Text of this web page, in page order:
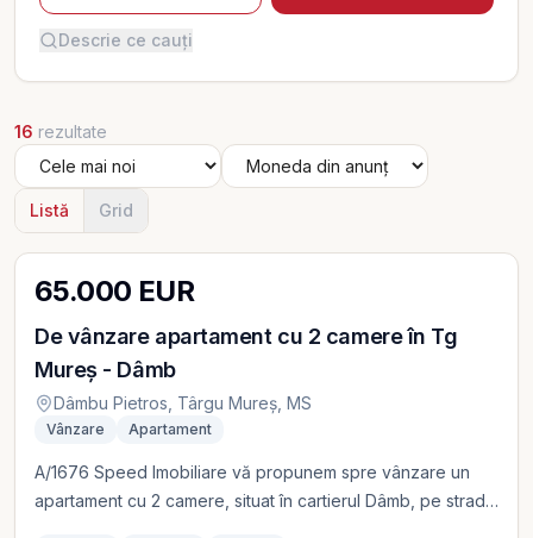
Descrie ce cauți
16 rezultate
Listă Grid
65.000 EUR
De vânzare apartament cu 2 camere în Tg
Mureș - Dâmb
Dâmbu Pietros, Târgu Mureș, MS
Vânzare Apartament
A/1676 Speed Imobiliare vă propunem spre vânzare un
apartament cu 2 camere, situat în cartierul Dâmb, pe strada